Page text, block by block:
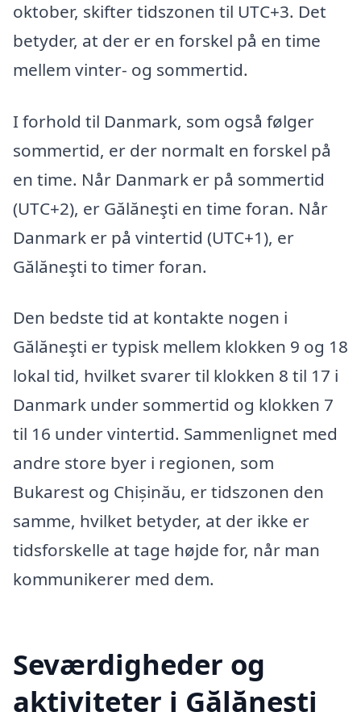
oktober, skifter tidszonen til UTC+3. Det
betyder, at der er en forskel på en time
mellem vinter- og sommertid.
I forhold til Danmark, som også følger
sommertid, er der normalt en forskel på
en time. Når Danmark er på sommertid
(UTC+2), er Gălăneşti en time foran. Når
Danmark er på vintertid (UTC+1), er
Gălăneşti to timer foran.
Den bedste tid at kontakte nogen i
Gălăneşti er typisk mellem klokken 9 og 18
lokal tid, hvilket svarer til klokken 8 til 17 i
Danmark under sommertid og klokken 7
til 16 under vintertid. Sammenlignet med
andre store byer i regionen, som
Bukarest og Chișinău, er tidszonen den
samme, hvilket betyder, at der ikke er
tidsforskelle at tage højde for, når man
kommunikerer med dem.
Seværdigheder og
aktiviteter i Gălăneşti